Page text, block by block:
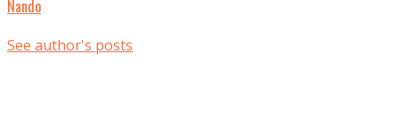
Nando
See author's posts